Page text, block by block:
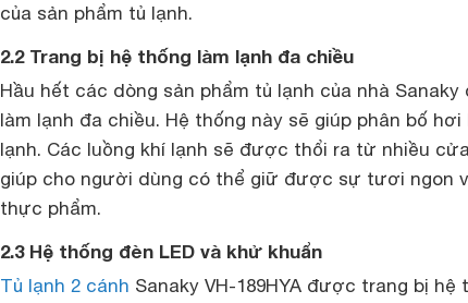
của sản phẩm tủ lạnh.
2.2 Trang bị hệ thống làm lạnh đa chiều
Hầu hết các dòng sản phẩm tủ lạnh của nhà
làm lạnh đa chiều. Hệ thống này sẽ giúp phân bố
lạnh. Các luồng khí lạnh sẽ được thổi ra từ nhiều
giúp cho người dùng có thể giữ được sự tươi ngon
thực phẩm.
2.3 Hệ thống đèn LED và khử khuẩn
Tủ lạnh 2 cánh Sanaky VH-189HYA được trang bị hệ